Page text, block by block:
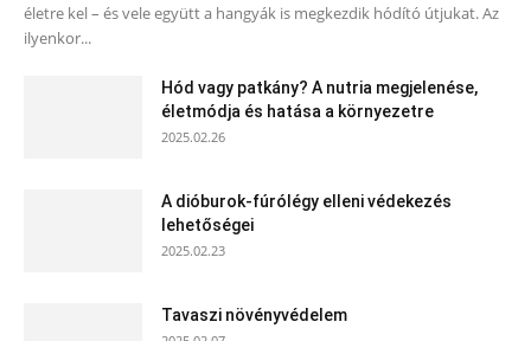
életre kel – és vele együtt a hangyák is megkezdik hódító útjukat. Az
ilyenkor...
Hód vagy patkány? A nutria megjelenése,
életmódja és hatása a környezetre
2025.02.26
A dióburok-fúrólégy elleni védekezés
lehetőségei
2025.02.23
Tavaszi növényvédelem